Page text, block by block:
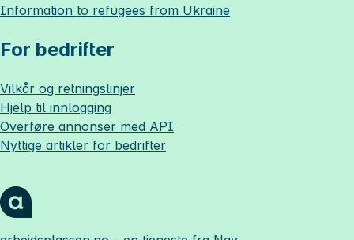
Information to refugees from Ukraine
For bedrifter
Vilkår og retningslinjer
Hjelp til innlogging
Overføre annonser med API
Nyttige artikler for bedrifter